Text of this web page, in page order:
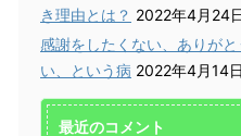
感謝をしたくない、あり
がとうと言いたくない、
という病
人、小池義孝です。今回は、近
頃で目立っている「感謝を否定
き理由とは？ 2022年4月24
感謝をしたくない、ありが
い、という病 2022年4月14日
最近のコメント